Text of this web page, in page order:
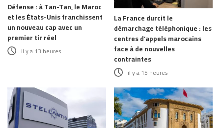
Défense : à Tan-Tan, le Maroc
et les États-Unis franchissent
un nouveau cap avec un
premier tir réel
il y a 13 heures
La France durcit le
démarchage téléphonique : les
centres d’appels marocains
face à de nouvelles
contraintes
il y a 15 heures